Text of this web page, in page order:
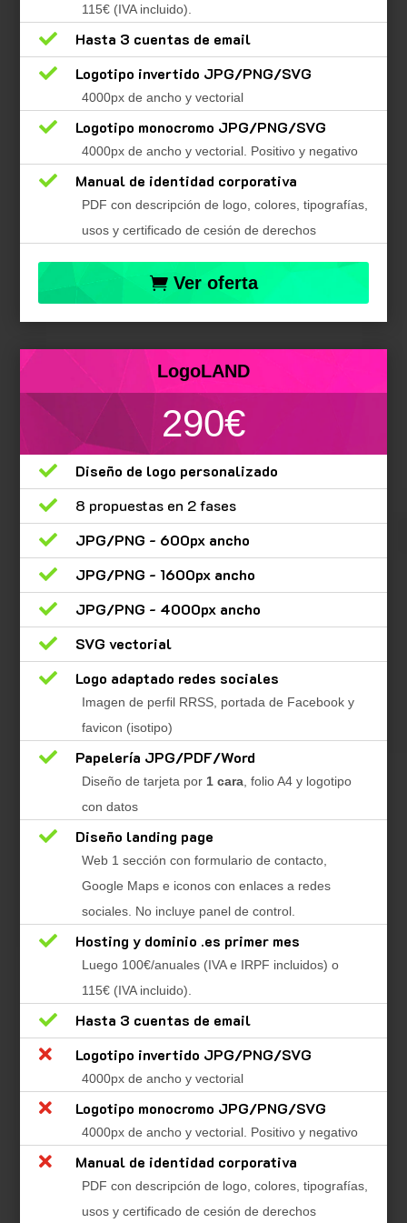
115€ (IVA incluido).

Hasta 3 cuentas de email

Logotipo invertido JPG/PNG/SVG
4000px de ancho y vectorial
 Logotipo monocromo JPG/PNG/SVG
4000px de ancho y vectorial. Positivo y negativo
 Manual de identidad corporativa
PDF con descripción de logo, colores, tipografías,
usos y certificado de cesión de derechos
Ver oferta
LogoLAND
290€

Diseño de logo personalizado

8 propuestas en 2 fases

JPG/PNG - 600px ancho

JPG/PNG - 1600px ancho

JPG/PNG - 4000px ancho

SVG vectorial

Logo adaptado redes sociales
Imagen de perfil RRSS, portada de Facebook y
favicon (isotipo)
 Papelería JPG/PDF/Word
Diseño de tarjeta por 1 cara, folio A4 y logotipo
con datos
 Diseño landing page
Web 1 sección con formulario de contacto,
Google Maps e iconos con enlaces a redes
sociales. No incluye panel de control.
 Hosting y dominio .es primer mes
Luego 100€/anuales (IVA e IRPF incluidos) o
115€ (IVA incluido).

Hasta 3 cuentas de email

Logotipo invertido JPG/PNG/SVG
4000px de ancho y vectorial
 Logotipo monocromo JPG/PNG/SVG
4000px de ancho y vectorial. Positivo y negativo
 Manual de identidad corporativa
PDF con descripción de logo, colores, tipografías,
usos y certificado de cesión de derechos